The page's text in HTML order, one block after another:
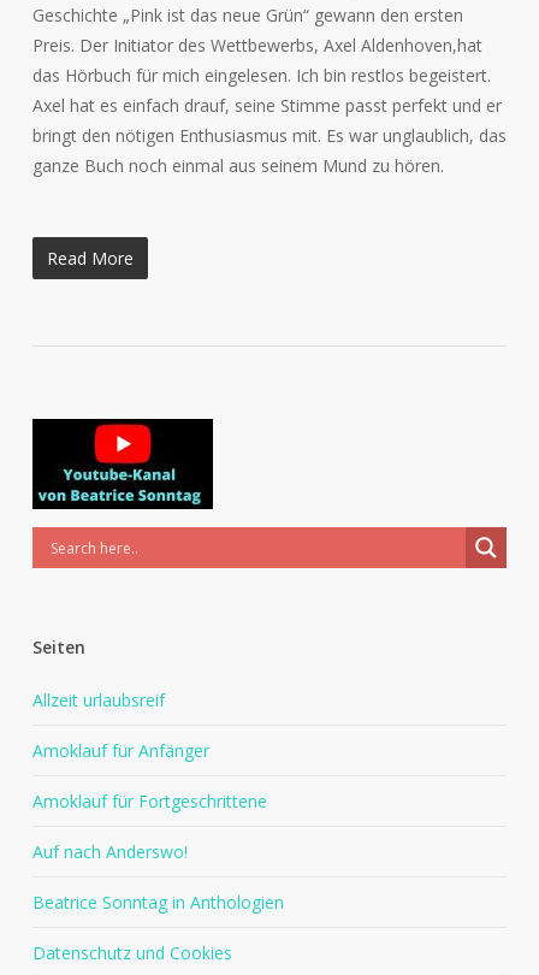
Geschichte „Pink ist das neue Grün“ gewann den ersten
Preis. Der Initiator des Wettbewerbs, Axel Aldenhoven,hat
das Hörbuch für mich eingelesen. Ich bin restlos begeistert.
Axel hat es einfach drauf, seine Stimme passt perfekt und er
bringt den nötigen Enthusiasmus mit. Es war unglaublich, das
ganze Buch noch einmal aus seinem Mund zu hören.
Read More
Seiten
Allzeit urlaubsreif
Amoklauf für Anfänger
Amoklauf für Fortgeschrittene
Auf nach Anderswo!
Beatrice Sonntag in Anthologien
Datenschutz und Cookies